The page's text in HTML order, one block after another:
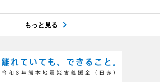
もっと見る